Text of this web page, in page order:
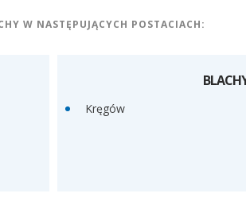
W NASTĘPUJĄCYCH POSTACIACH:
Kręgów